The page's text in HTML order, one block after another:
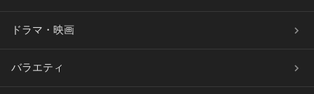
ドラマ・映画
バラエティ